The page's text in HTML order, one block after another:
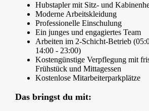
Hubstapler mit Sitz- und
Moderne Arbeitskleidung
Professionelle Einschulung
Ein junges und engagiertes Team
Arbeiten im 2-Schicht-Betrieb
14:00 - 23:00)
Kostengünstige Verpflegung mit
Frühstück und Mittagessen
Kostenlose Mitarbeiterparkplätze
Das bringst du mit: